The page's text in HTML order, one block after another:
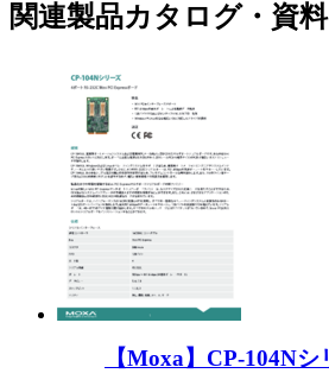
関連製品カタログ・資料
【Moxa】CP-104Nシ